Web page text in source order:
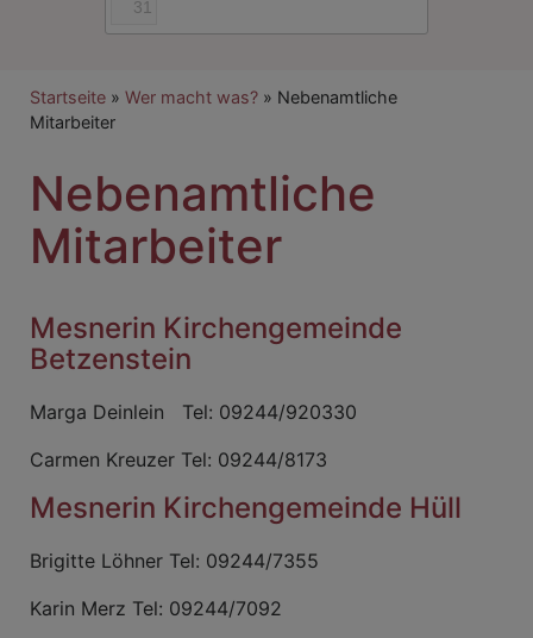
31
Breadcrumb
Startseite Wer macht was?
Nebenamtliche
Mitarbeiter
Nebenamtliche
Mitarbeiter
Mesnerin Kirchengemeinde
Betzenstein
Marga Deinlein Tel: 09244/920330
Carmen Kreuzer Tel: 09244/8173
Mesnerin Kirchengemeinde Hüll
Brigitte Löhner Tel: 09244/7355
Karin Merz Tel: 09244/7092